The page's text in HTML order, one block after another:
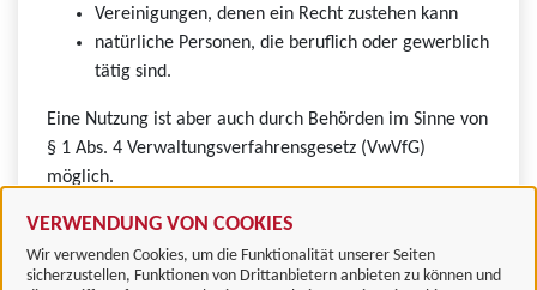
VERWENDUNG VON COOKIES
Wir verwenden Cookies, um die Funktionalität unserer Seiten
sicherzustellen, Funktionen von Drittanbietern anbieten zu können und
Vereinigungen, denen ein Recht zustehen kann
natürliche Personen, die beruflich oder gewerblich
tätig sind.
Eine Nutzung ist aber auch durch Behörden im Sinne von
§ 1 Abs. 4 Verwaltungsverfahrensgesetz (VwVfG)
möglich.